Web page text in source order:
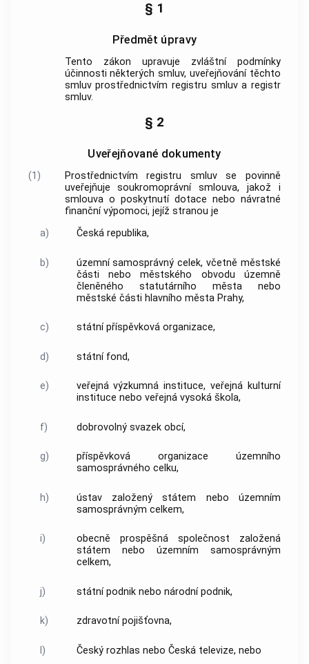
§ 1
Předmět úpravy
Tento zákon upravuje zvláštní podmínky
účinnosti některých smluv, uveřejňování těchto
smluv prostřednictvím registru smluv a registr
smluv.
§ 2
Uveřejňované dokumenty
(1)
Prostřednictvím registru smluv se povinně
uveřejňuje soukromoprávní smlouva, jakož i
smlouva o poskytnutí dotace nebo návratné
finanční výpomoci, jejíž stranou je
a)
Česká republika,
b)
územní samosprávný celek, včetně městské
části nebo městského obvodu územně
členěného statutárního města nebo
městské části hlavního města Prahy,
c) státní příspěvková organizace,
d) státní fond,
e)
veřejná výzkumná instituce, veřejná kulturní
instituce nebo veřejná vysoká škola,
f) dobrovolný svazek obcí,
g)
příspěvková organizace územního
samosprávného celku,
h)
ústav založený státem nebo územním
samosprávným celkem,
i)
obecně prospěšná společnost založená
státem nebo územním samosprávným
celkem,
j) státní podnik nebo národní podnik,
k) zdravotní pojišťovna,
l) Český rozhlas nebo Česká televize, nebo